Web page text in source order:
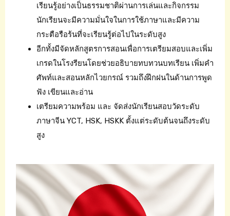
เรียนรู้อย่างเป็นธรรมชาติผ่านการเล่นและกิจกรรม
นักเรียนจะมีความมั่นใจในการใช้ภาษาและมีความ
กระตือรือร้นที่จะเรียนรู้ต่อไปในระดับสูง
อีกทั้งมีจัดหลักสูตรการสอนเพื่อการเตรียมสอบและเพิ่ม
เกรดในโรงรียนโดยช่วยอธิบายทบทวนบทเรียน เพิ่มคำ
ศัพท์และสอนหลักไวยกรณ์ รวมถึงฝึกฝนในด้านการพูด
ฟัง เขียนและอ่าน
เตรียมความพร้อม และ จัดส่งนักเรียนสอบวัดระดับ
ภาษาจีน YCT, HSK, HSKK ตั้งแต่ระดับต้นจนถึงระดับ
สูง